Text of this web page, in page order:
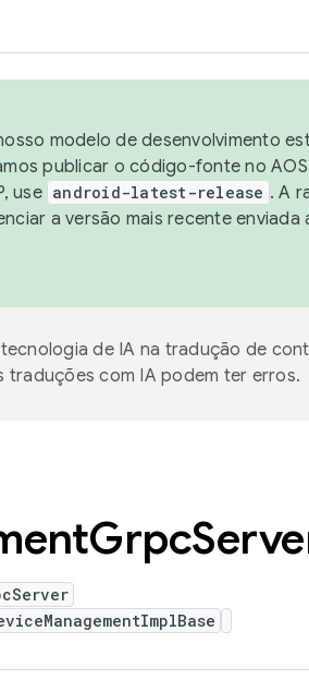
modelo de desenvolvimento
publicar o código-fonte no
use android-latest-release . A
a versão mais recente enviada
de IA na tradução de
traduções com IA podem ter erros.
Grpc